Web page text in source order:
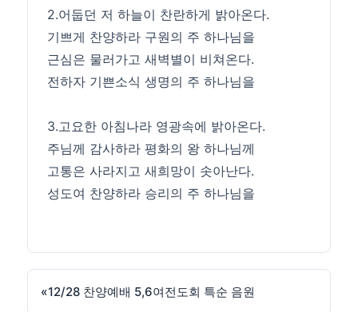
2.어둡던 저 하늘이 찬란하게 밝아온다.
기쁘게 찬양하라 구원의 주 하나님을
근심은 물러가고 새벽별이 비쳐온다.
전하자 기쁜소식 생명의 주 하나님을
3.고요한 아침나라 영광속에 밝아온다.
주님께 감사하라 평화의 왕 하나님께
고통은 사라지고 새희망이 솟아난다.
성도여 찬양하라 승리의 주 하나님을
«12/28 찬양예배 5,6여전도회 특순 음원